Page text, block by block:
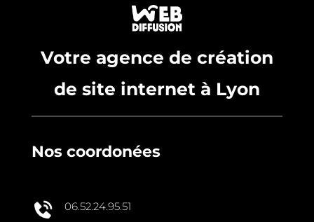
Votre agence de création
de site internet à Lyon
Nos coordonées
06.52.24.95.51